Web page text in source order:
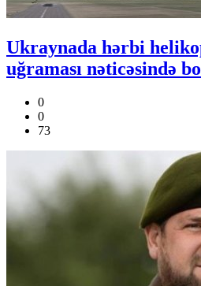
Ukraynada hərbi
uğraması nəticəsində
0
0
73